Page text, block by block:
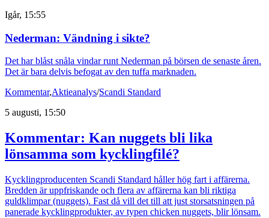
Igår, 15:55
Nederman: Vändning i sikte?
Det har blåst snåla vindar runt Nederman på börsen de senaste åren.
Det är bara delvis befogat av den tuffa marknaden.
Kommentar,Aktieanalys/Scandi Standard
5 augusti, 15:50
Kommentar: Kan nuggets bli lika
lönsamma som kycklingfilé?
Kycklingproducenten Scandi Standard håller hög fart i affärerna.
Bredden är uppfriskande och flera av affärerna kan bli riktiga
guldklimpar (nuggets). Fast då vill det till att just storsatsningen på
panerade kycklingprodukter, av typen chicken nuggets, blir lönsam.